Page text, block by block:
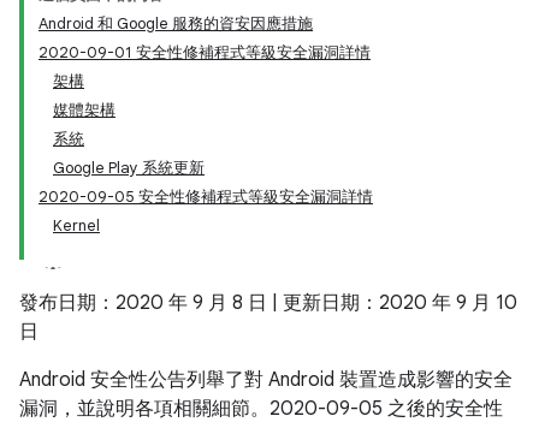
Android 和 Google 服務的資安因應措施
2020-09-01 安全性修補程式等級安全漏洞詳情
架構
媒體架構
系統
Google Play 系統更新
2020-09-05 安全性修補程式等級安全漏洞詳情
Kernel
發布日期：2020 年 9 月 8 日 | 更新日期：2020 年 9 月 10
日
Android 安全性公告列舉了對 Android 裝置造成影響的安全
漏洞，並說明各項相關細節。2020-09-05 之後的安全性